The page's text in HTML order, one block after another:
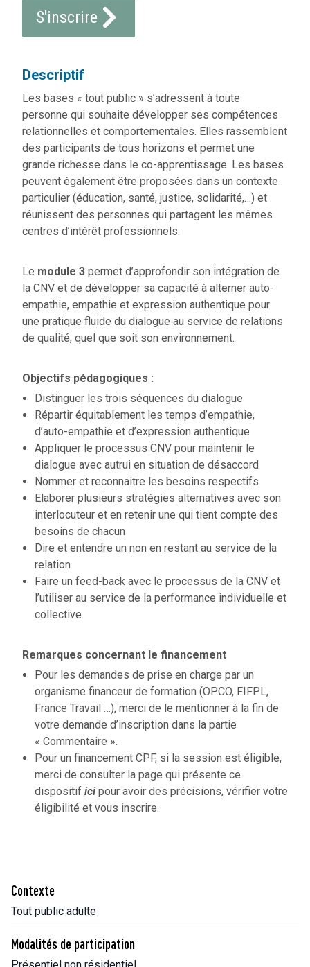
Contexte
Tout public adulte
Modalités de participation
S'inscrire
Descriptif
Les bases « tout public » s’adressent à toute
personne qui souhaite développer ses compétences
relationnelles et comportementales. Elles rassemblent
des participants de tous horizons et permet une
grande richesse dans le co-apprentissage. Les bases
peuvent également être proposées dans un contexte
particulier (éducation, santé, justice, solidarité,…) et
réunissent des personnes qui partagent les mêmes
centres d’intérêt professionnels.
Le module 3 permet d’approfondir son intégration de
la CNV et de développer sa capacité à alterner auto-
empathie, empathie et expression authentique pour
une pratique fluide du dialogue au service de relations
de qualité, quel que soit son environnement.
Objectifs pédagogiques :
Distinguer les trois séquences du dialogue
Répartir équitablement les temps d’empathie,
d’auto-empathie et d’expression authentique
Appliquer le processus CNV pour maintenir le
dialogue avec autrui en situation de désaccord
Nommer et reconnaitre les besoins respectifs
Elaborer plusieurs stratégies alternatives avec son
interlocuteur et en retenir une qui tient compte des
besoins de chacun
Dire et entendre un non en restant au service de la
relation
Faire un feed-back avec le processus de la CNV et
l’utiliser au service de la performance individuelle et
collective.
Remarques concernant le financement
Pour les demandes de prise en charge par un
organisme financeur de formation (OPCO, FIFPL,
France Travail …), merci de le mentionner à la fin de
votre demande d’inscription dans la partie
« Commentaire ».
Pour un financement CPF, si la session est éligible,
merci de consulter la page qui présente ce
dispositif icipour avoir des précisions, vérifier votre
éligibilité et vous inscrire.